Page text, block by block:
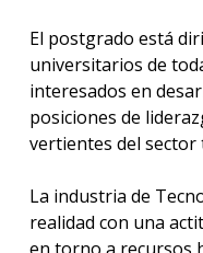
El postgrado está
universitarios de
interesados en
posiciones de
vertientes del sector
La industria de
realidad con una